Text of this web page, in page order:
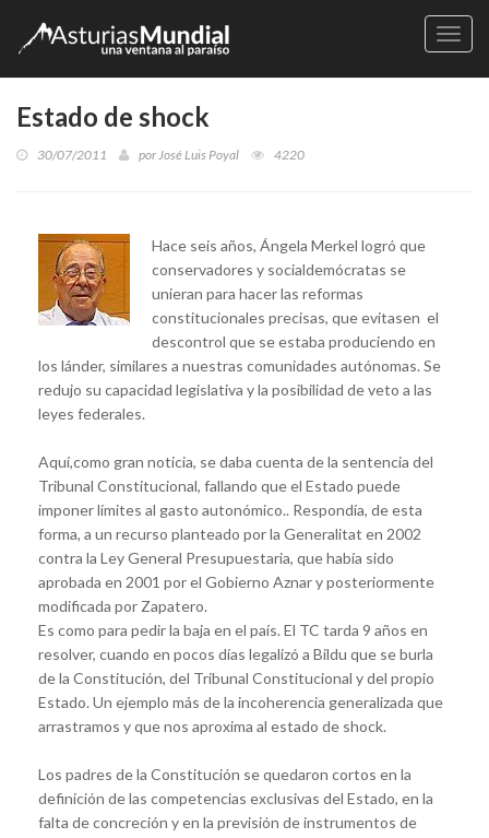
Estado de shock
30/07/2011 porJosé Luis Poyal 4220
Hace seis años, Ángela Merkel logró que
conservadores y socialdemócratas se
unieran para hacer las reformas
constitucionales precisas, que evitasen el
descontrol que se estaba produciendo en
los lánder, similares a nuestras comunidades autónomas. Se
redujo su capacidad legislativa y la posibilidad de veto a las
leyes federales.
Aquí,como gran noticia, se daba cuenta de la sentencia del
Tribunal Constitucional, fallando que el Estado puede
imponer límites al gasto autonómico.. Respondía, de esta
forma, a un recurso planteado por la Generalitat en 2002
contra la Ley General Presupuestaria, que había sido
aprobada en 2001 por el Gobierno Aznar y posteriormente
modificada por Zapatero.
Es como para pedir la baja en el país. El TC tarda 9 años en
resolver, cuando en pocos días legalizó a Bildu que se burla
de la Constitución, del Tribunal Constitucional y del propio
Estado. Un ejemplo más de la incoherencia generalizada que
arrastramos y que nos aproxima al estado de shock.
Los padres de la Constitución se quedaron cortos en la
definición de las competencias exclusivas del Estado, en la
falta de concreción y en la previsión de instrumentos de